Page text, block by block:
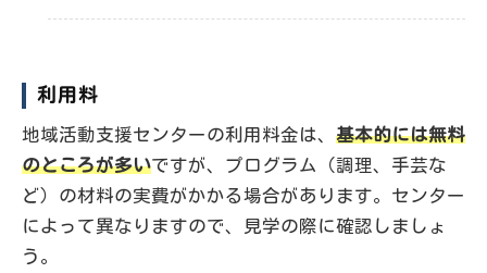
利用料
地域活動支援センターの利用料金は、 基本的には無料
のところが多いですが、プログラム（調理、手芸な
ど）の材料の実費がかかる場合があります。センター
によって異なりますので、見学の際に確認しましょ
う。